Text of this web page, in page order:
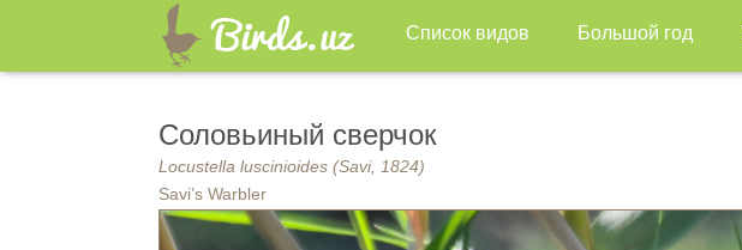
Список видов Большой год
Соловьиный сверчок
Locustella luscinioides (Savi, 1824)
Savi’s Warbler